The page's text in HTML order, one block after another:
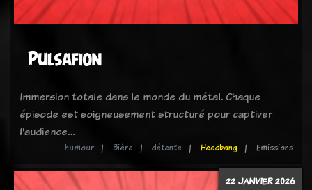
Pulsafion
Immersion totale dans le monde du métal. Chaque
épisode est soigneusement structuré pour captiver
l'audience…
humour Bière détente Headbang Emissions
22 JANVIER 2026